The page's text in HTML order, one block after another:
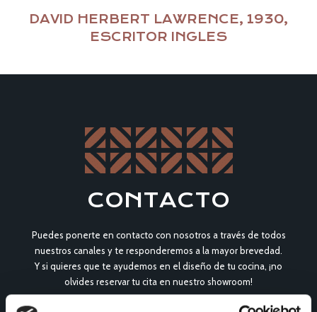
DAVID HERBERT LAWRENCE, 1930,
ESCRITOR INGLES
CONTACTO
Puedes ponerte en contacto con nosotros a través de todos
nuestros canales y te responderemos a la mayor brevedad.
Y si quieres que te ayudemos en el diseño de tu cocina, ¡no
olvides reservar tu cita en nuestro showroom!